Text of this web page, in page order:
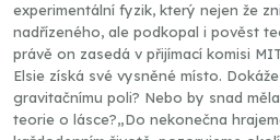
experimentální fyzik, který nejen že
nadřízeného, ale podkopal i pověst
právě on zasedá v přijímací komisi
Elsie získá své vysněné místo.
gravitačnímu poli? Nebo by snad
teorie o lásce?„Do nekonečna